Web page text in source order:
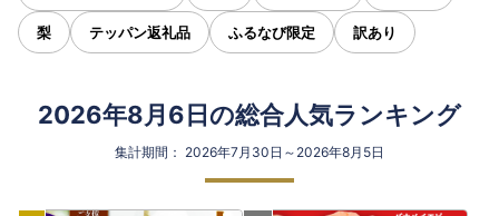
梨 テッパン返礼品 ふるなび限定 訳あり
2026年8月6日の総合人気ランキング
集計期間： 2026年7月30日～2026年8月5日